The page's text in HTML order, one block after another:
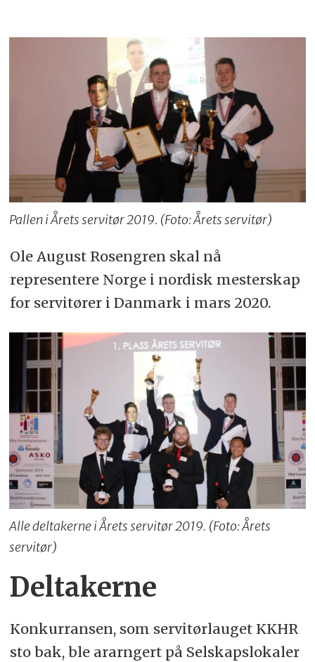
Pallen i Årets servitør 2019. (Foto: Årets servitør)
Ole August Rosengren skal nå
representere Norge i nordisk mesterskap
for servitører i Danmark i mars 2020.
Alle deltakerne i Årets servitør 2019. (Foto: Årets
servitør)
Deltakerne
Konkurransen, som servitørlauget KKHR
sto bak, ble ararngert på Selskapslokaler